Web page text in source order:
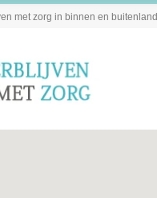
met zorg in binnen en buitenland